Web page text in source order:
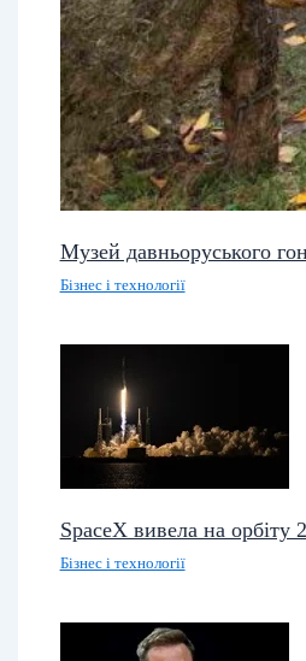
Музей давньоруського
Бізнес і технології
SpaceX вивела на
Бізнес і технології